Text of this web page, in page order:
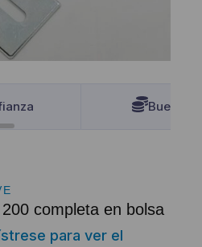
Buenos
completa en bolsa
para ver el